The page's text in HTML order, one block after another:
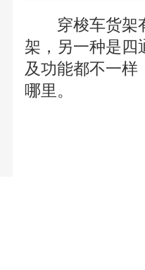
穿梭车货架有
架，另一种是四
及功能都不一样
哪里。